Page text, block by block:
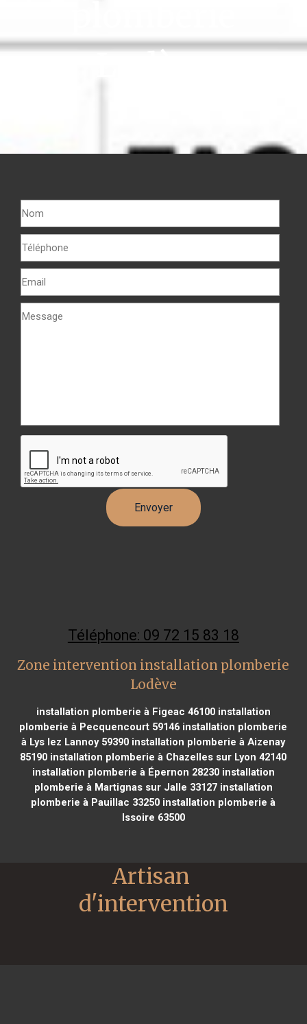
Téléphone: 09 72 15 83 18
Zone intervention installation plomberie
Lodève
installation plomberie à Figeac 46100installation
plomberie à Pecquencourt 59146 installation plomberie
à Lys lez Lannoy 59390 installation plomberie à Aizenay
85190 installation plomberie à Chazelles sur Lyon 42140
installation plomberie à Épernon 28230installation
plomberie à Martignas sur Jalle 33127installation
plomberie à Pauillac 33250 installation plomberie à
Issoire 63500
Artisan
d'intervention